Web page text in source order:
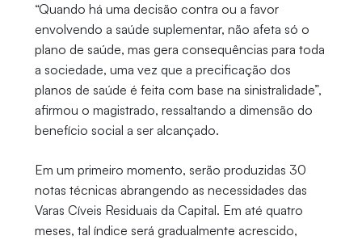
“Quando há uma decisão contra ou a favor
envolvendo a saúde suplementar, não afeta só o
plano de saúde, mas gera consequências para toda
a sociedade, uma vez que a precificação dos
planos de saúde é feita com base na sinistralidade”,
afirmou o magistrado, ressaltando a dimensão do
benefício social a ser alcançado.
Em um primeiro momento, serão produzidas 30
notas técnicas abrangendo as necessidades das
Varas Cíveis Residuais da Capital. Em até quatro
meses, tal índice será gradualmente acrescido,